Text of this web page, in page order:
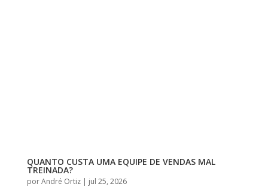
QUANTO CUSTA UMA EQUIPE DE VENDAS MAL
TREINADA?
porAndré Ortiz| jul 25, 2026